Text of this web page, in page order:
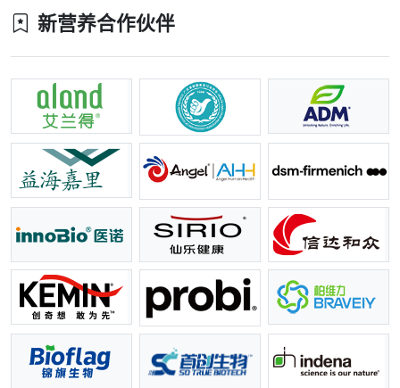
新营养合作伙伴